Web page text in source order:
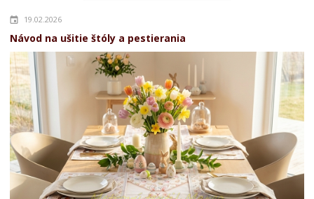
19.02.2026
Návod na ušitie štóly a pestierania